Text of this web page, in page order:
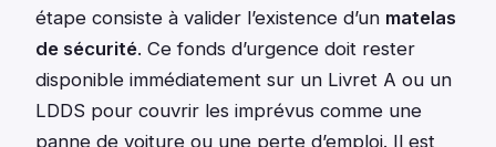
étape consiste à valider l’existence d’un matelas
de sécurité. Ce fonds d’urgence doit rester
disponible immédiatement sur un Livret A ou un
LDDS pour couvrir les imprévus comme une
panne de voiture ou une perte d’emploi. Il est